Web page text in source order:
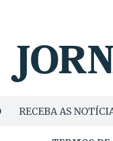
RECEBA AS